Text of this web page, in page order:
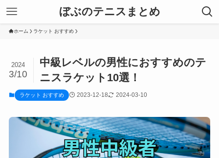
ぼぶのテニスまとめ
ホーム ラケット おすすめ
中級レベルの男性におすすめのテ
ニスラケット10選！
2024
3/10
ラケット おすすめ 2023-12-18 2024-03-10